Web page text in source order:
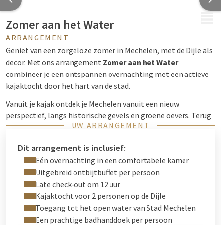
Zomer aan het Water
ARRANGEMENT
Geniet van een zorgeloze zomer in Mechelen, met de Dijle als
decor. Met ons arrangement Zomer aan het Water
combineer je een ontspannen overnachting met een actieve
kajaktocht door het hart van de stad.
Vanuit je kajak ontdek je Mechelen vanuit een nieuw
perspectief, langs historische gevels en groene oevers. Terug
in het hotel wacht het comfort van Van der Valk: een
ten volle te beleven.
UW ARRANGEMENT
Dit arrangement is inclusief:
Eén overnachting in een comfortabele kamer
Uitgebreid ontbijtbuffet per persoon
Late check-out om 12 uur
Kajaktocht voor 2 personen op de Dijle
Toegang tot het open water van Stad Mechelen
Een prachtige badhanddoek per persoon